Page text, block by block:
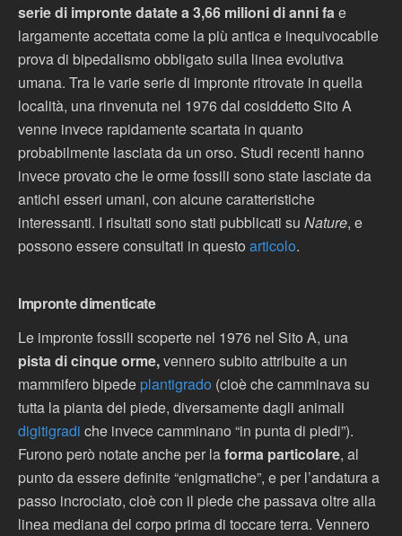
serie di impronte datate a 3,66 milioni di anni fae
largamente accettata come la più antica e inequivocabile
prova di bipedalismo obbligato sulla linea evolutiva
umana. Tra le varie serie di impronte ritrovate in quella
località, una rinvenuta nel 1976 dal cosiddetto Sito A
venne invece rapidamente scartata in quanto
probabilmente lasciata da un orso. Studi recenti hanno
invece provato che le orme fossili sono state lasciate da
antichi esseri umani, con alcune caratteristiche
interessanti. I risultati sono stati pubblicati su Nature, e
possono essere consultati in questo articolo.
Impronte dimenticate
Le impronte fossili scoperte nel 1976 nel Sito A, una
pista di cinque orme,vennero subito attribuite a un
mammifero bipede plantigrado (cioè che camminava su
tutta la pianta del piede, diversamente dagli animali
digitigradi che invece camminano “in punta di piedi”).
Furono però notate anche per laforma particolare, al
punto da essere definite “enigmatiche”, e per l’andatura a
passo incrociato, cioè con il piede che passava oltre alla
linea mediana del corpo prima di toccare terra. Vennero